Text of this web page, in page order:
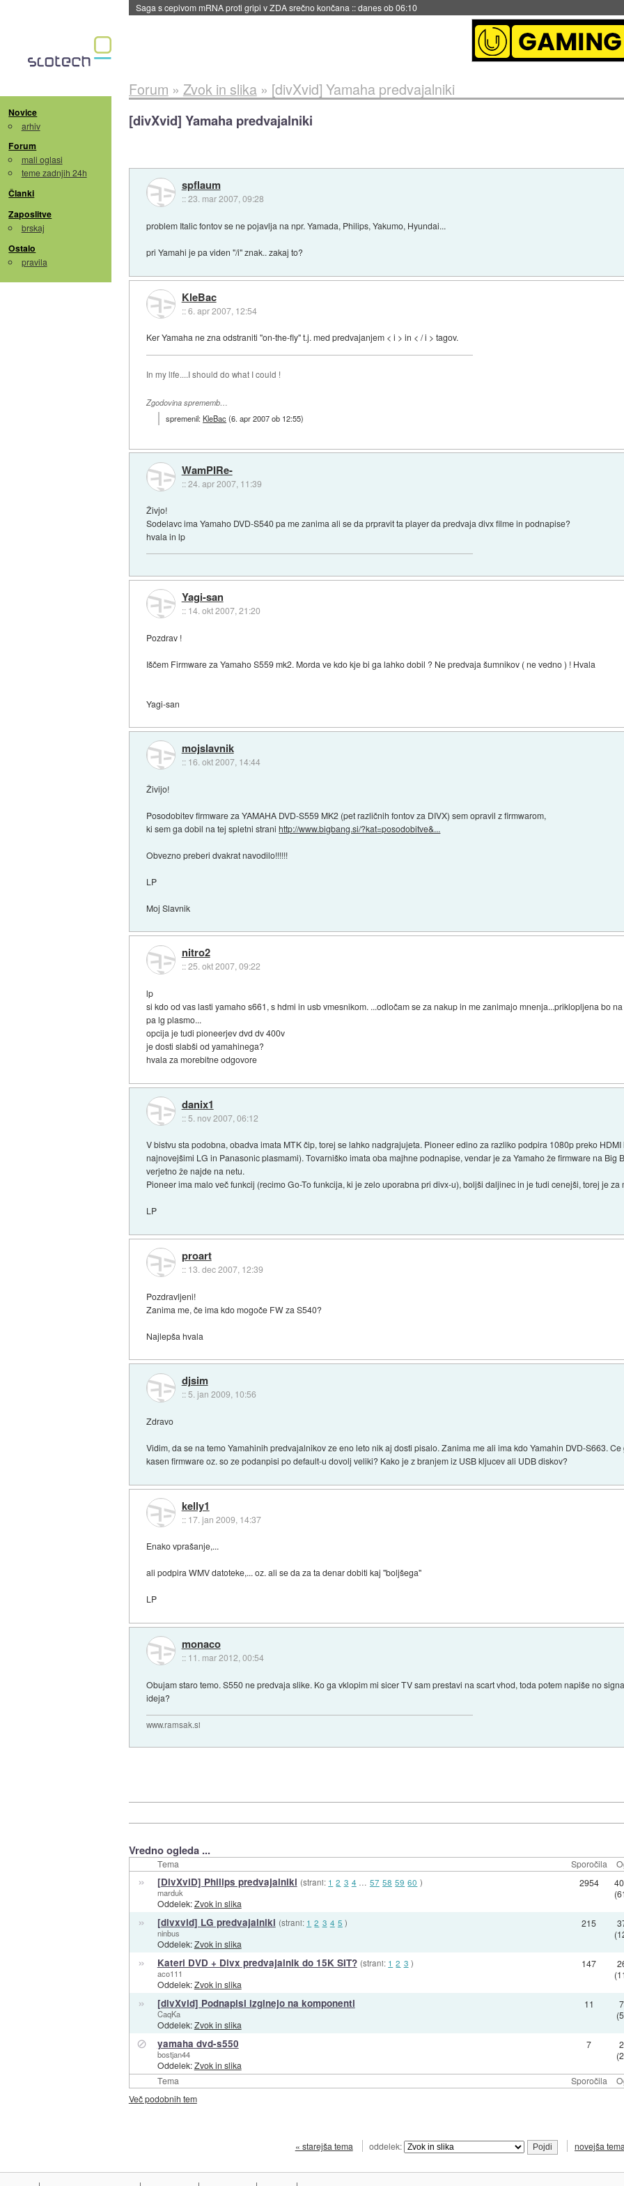
Saga s cepivom mRNA proti gripi v ZDA srečno končana ::danes ob 06:10
Novice
arhiv
Forum
mali oglasi
teme zadnjih 24h
Članki
Zaposlitve
brskaj
Ostalo
pravila
Forum » Zvok in slika» [divXvid] Yamaha predvajalniki
[divXvid] Yamaha predvajalniki
spflaum
::23. mar 2007, 09:28
problem Italic fontov se ne pojavlja na npr. Yamada, Philips, Yakumo, Hyundai...
pri Yamahi je pa viden "/i" znak.. zakaj to?
KleBac
::6. apr 2007, 12:54
Ker Yamaha ne zna odstraniti "on-the-fly" t.j. med predvajanjem < i > in < / i > tagov.
In my life....I should do what I could !
Zgodovina sprememb…
spremenil:KleBac(6. apr 2007 ob 12:55)
WamPIRe-
::24. apr 2007, 11:39
Živjo!
Sodelavc ima Yamaho DVD-S540 pa me zanima ali se da prpravit ta player da predvaja divx filme in podnapise?
hvala in lp
Yagi-san
:: 14. okt 2007, 21:20
Pozdrav !
Iščem Firmware za Yamaho S559 mk2. Morda ve kdo kje bi ga lahko dobil ? Ne predvaja šumnikov ( ne vedno ) ! Hvala
Yagi-san
mojslavnik
:: 16. okt 2007, 14:44
Živijo!
Posodobitev firmware za YAMAHA DVD-S559 MK2 (pet različnih fontov za DIVX) sem opravil z firmwarom,
ki sem ga dobil na tej spletni stranihttp://www.bigbang.si/?kat=posodobitve&...
Obvezno preberi dvakrat navodilo!!!!!!
LP
Moj Slavnik
nitro2
::25. okt 2007, 09:22
lp
si kdo od vas lasti yamaho s661, s hdmi in usb vmesnikom. ...odločam se za nakup in me zanimajo mnenja...priklopljena bo
pa lg plasmo...
opcija je tudi pioneerjev dvd dv 400v
je dosti slabši od yamahinega?
hvala za morebitne odgovore
danix1
:: 5. nov 2007, 06:12
V bistvu sta podobna, obadva imata MTK čip, torej se lahko nadgrajujeta. Pioneer edino za razliko podpira 1080p preko
najnovejšimi LG in Panasonic plasmami). Tovarniško imata oba majhne podnapise, vendar je za Yamaho že firmware na Big
verjetno že najde na netu.
Pioneer ima malo več funkcij (recimo Go-To funkcija, ki je zelo uporabna pri divx-u), boljši daljinec in je tudi cenejši, torej je
LP
proart
:: 13. dec 2007, 12:39
Pozdravljeni!
Zanima me, če ima kdo mogoče FW za S540?
Najlepša hvala
djsim
:: 5. jan 2009, 10:56
Zdravo
Vidim, da se na temo Yamahinih predvajalnikov ze eno leto nik aj dosti pisalo. Zanima me ali ima kdo Yamahin DVD-S663.
kasen firmware oz. so ze podanpisi po default-u dovolj veliki? Kako je z branjem iz USB kljucev ali UDB diskov?
kelly1
:: 17. jan 2009, 14:37
Enako vprašanje,...
ali podpira WMV datoteke,... oz. ali se da za ta denar dobiti kaj "boljšega"
LP
monaco
:: 11. mar 2012, 00:54
Obujam staro temo. S550 ne predvaja slike. Ko ga vklopim mi sicer TV sam prestavi na scart vhod, toda potem napiše no
ideja?
www.ramsak.si
Vredno ogleda ...
Tema Sporočila
Tema Sporočila
» [DivXviD] Philips predvajalniki (strani: 1 2 3 4 … 57 58 59 60 )
marduk
Oddelek:Zvok in slika
2954
» [divxvid] LG predvajalniki (strani: 1 2 3 4 5 )
ninbus
Oddelek:Zvok in slika
215
» Kateri DVD + Divx predvajalnik do 15K SIT? (strani: 1 2 3 )
aco111
Oddelek:Zvok in slika
147
» [divXvid] Podnapisi izginejo na komponenti
CaqKa
Oddelek:Zvok in slika
11
⊘ yamaha dvd-s550
bostjan44
Oddelek:Zvok in slika
7
Več podobnih tem
« starejša tema oddelek: novejša